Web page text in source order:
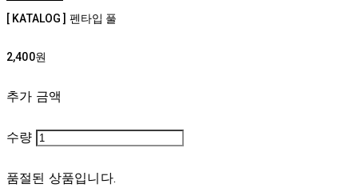
[ KATALOG ] 펜타입 풀
2,400원
추가 금액
수량
품절된 상품입니다.